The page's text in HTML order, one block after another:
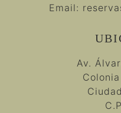
Email:
Av.